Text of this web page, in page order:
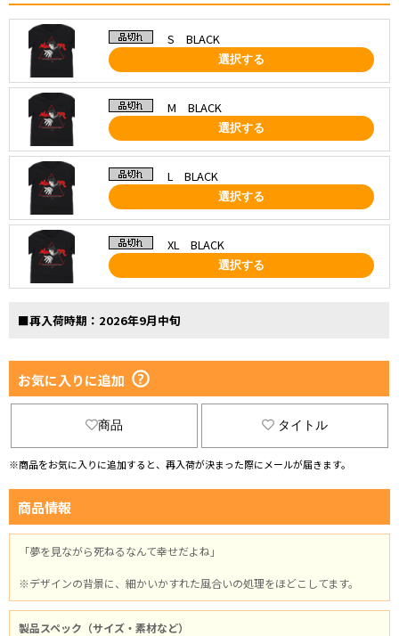
S BLACK
選択する
M BLACK
選択する
L BLACK
選択する
XL BLACK
選択する
■再入荷時期：2026年9月中旬
お気に入りに追加
商品 タイトル
※商品をお気に入りに追加すると、再入荷が決まった際にメールが届きます。
商品情報
「夢を見ながら死ねるなんて幸せだよね」
※デザインの背景に、細かいかすれた風合いの処理をほどこしてます。
製品スペック（サイズ・素材など）